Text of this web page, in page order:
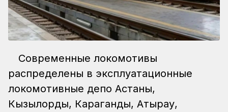
Современные локомотивы
распределены в эксплуатационные
локомотивные депо Астаны,
Кызылорды, Караганды, Атырау,